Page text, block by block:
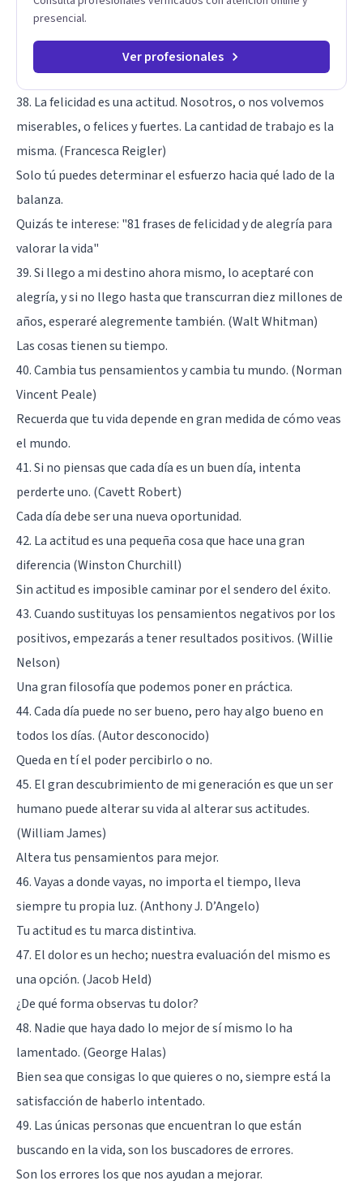
presencial.
Ver profesionales
38. La felicidad es una actitud. Nosotros, o nos volvemos
miserables, o felices y fuertes. La cantidad de trabajo es la
misma. (Francesca Reigler)
Solo tú puedes determinar el esfuerzo hacia qué lado de la
balanza.
Quizás te interese: "81 frases de felicidad y de alegría para
valorar la vida"
39. Si llego a mi destino ahora mismo, lo aceptaré con
alegría, y si no llego hasta que transcurran diez millones de
años, esperaré alegremente también. (Walt Whitman)
Las cosas tienen su tiempo.
40. Cambia tus pensamientos y cambia tu mundo. (Norman
Vincent Peale)
Recuerda que tu vida depende en gran medida de cómo veas
el mundo.
41. Si no piensas que cada día es un buen día, intenta
perderte uno. (Cavett Robert)
Cada día debe ser una nueva oportunidad.
42. La actitud es una pequeña cosa que hace una gran
diferencia (Winston Churchill)
Sin actitud es imposible caminar por el sendero del éxito.
43. Cuando sustituyas los pensamientos negativos por los
positivos, empezarás a tener resultados positivos. (Willie
Nelson)
Una gran filosofía que podemos poner en práctica.
44. Cada día puede no ser bueno, pero hay algo bueno en
todos los días. (Autor desconocido)
Queda en tí el poder percibirlo o no.
45. El gran descubrimiento de mi generación es que un ser
humano puede alterar su vida al alterar sus actitudes.
(William James)
Altera tus pensamientos para mejor.
46. Vayas a donde vayas, no importa el tiempo, lleva
siempre tu propia luz. (Anthony J. D’Angelo)
Tu actitud es tu marca distintiva.
47. El dolor es un hecho; nuestra evaluación del mismo es
una opción. (Jacob Held)
¿De qué forma observas tu dolor?
48. Nadie que haya dado lo mejor de sí mismo lo ha
lamentado. (George Halas)
Bien sea que consigas lo que quieres o no, siempre está la
satisfacción de haberlo intentado.
49. Las únicas personas que encuentran lo que están
buscando en la vida, son los buscadores de errores.
Son los errores los que nos ayudan a mejorar.